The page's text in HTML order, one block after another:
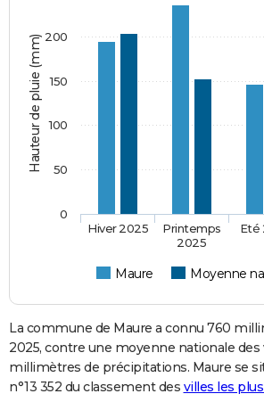
Hauteur de pluie (mm)
Maure Moyenne
Hiver 2025
Printemps
2025
Eté
0
50
100
150
200
La commune de Maure a connu 760
2025, contre une moyenne nationale des
millimètres de précipitations. Maure se
n°13 352 du classement des villes les